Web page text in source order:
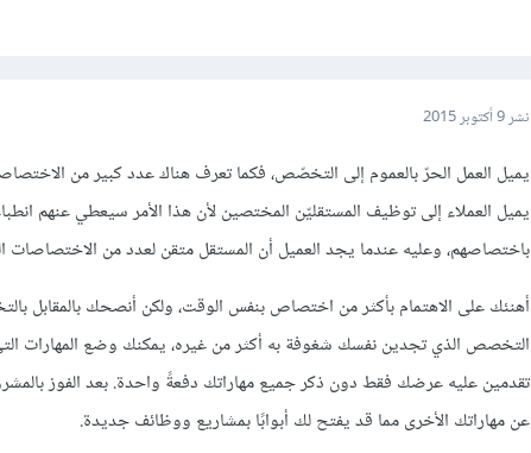
نشر9 أكتوبر 2015
يميل العمل الحرّ بالعموم إلى التخصّص، فكما تعرف هناك عدد كبير من
يميل العملاء إلى توظيف المستقليّن المختصين لأن هذا الأمر سيعطي عنهم
باختصاصهم، وعليه عندما يجد العميل أن المستقل متقن لعدد من الاختصاصات
أهنئك على الاهتمام بأكثر من اختصاص بنفس الوقت، ولكن أنصحك بالمقابل
التخصص الذي تجدين نفسك شغوفة به أكثر من غيره، يمكنك وضع المهارات
تقدمين عليه عرضك فقط دون ذكر جميع مهاراتك دفعةً واحدة. بعد الفوز
عن مهاراتك الأخرى مما قد يفتح لك أبوابًا بمشاريع ووظائف جديدة.